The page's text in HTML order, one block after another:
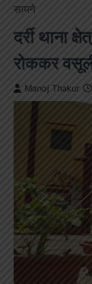
सामने
दर्री थाना
रोककर
Manoj Thakur